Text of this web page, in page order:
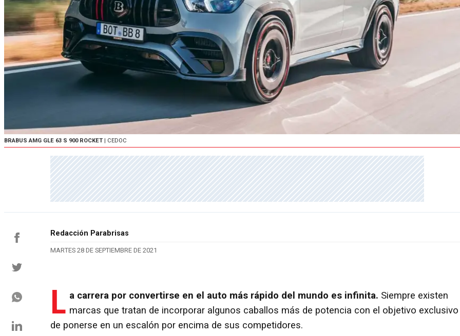
BRABUS AMG GLE 63 S 900 ROCKET | CEDOC
Redacción Parabrisas
MARTES 28 DE SEPTIEMBRE DE 2021
L a carrera por convertirse en el auto más rápido del mundo es infinita. Siempre existen
marcas que tratan de incorporar algunos caballos más de potencia con el objetivo exclusivo
de ponerse en un escalón por encima de sus competidores.